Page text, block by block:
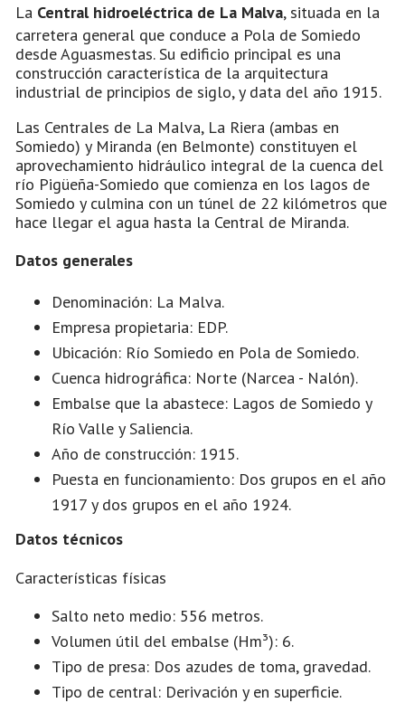
La Central hidroeléctrica de La Malva, situada en la
carretera general que conduce a Pola de Somiedo
desde Aguasmestas. Su edificio principal es una
construcción característica de la arquitectura
industrial de principios de siglo, y data del año 1915.
Las Centrales de La Malva, La Riera (ambas en
Somiedo) y Miranda (en Belmonte) constituyen el
aprovechamiento hidráulico integral de la cuenca del
río Pigüeña-Somiedo que comienza en los lagos de
Somiedo y culmina con un túnel de 22 kilómetros que
hace llegar el agua hasta la Central de Miranda.
Datos generales
Denominación: La Malva.
Empresa propietaria: EDP.
Ubicación: Río Somiedo en Pola de Somiedo.
Cuenca hidrográfica: Norte (Narcea - Nalón).
Embalse que la abastece: Lagos de Somiedo y
Río Valle y Saliencia.
Año de construcción: 1915.
Puesta en funcionamiento: Dos grupos en el año
1917 y dos grupos en el año 1924.
Datos técnicos
Características físicas
Salto neto medio: 556 metros.
Volumen útil del embalse (Hm³): 6.
Tipo de presa: Dos azudes de toma, gravedad.
Tipo de central: Derivación y en superficie.